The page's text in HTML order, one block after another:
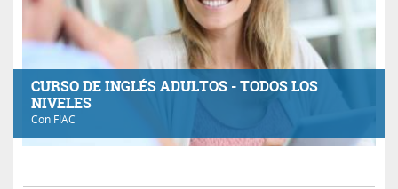
CURSO DE INGLÉS ADULTOS - TODOS LOS
NIVELES
Con FIAC